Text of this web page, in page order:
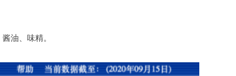
油、味精。